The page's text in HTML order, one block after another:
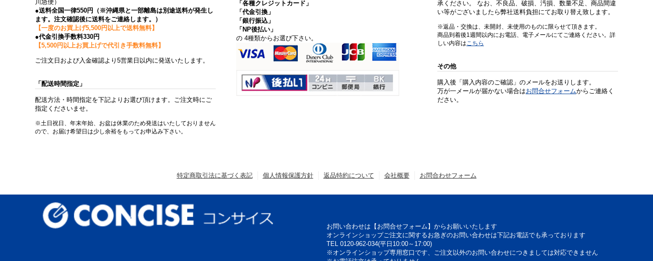
川急便）
●送料全国一律550円（※沖縄県と一部離島は別途送料が発生し
ます。注文確認後に送料をご連絡します。）
【一度のお買上げ5,500円以上で送料無料】
●代金引換手数料330円
【5,500円以上お買上げで代引き手数料無料】
ご注文日および入金確認より5営業日以内に発送いたします。
「配送時間指定」
配送方法・時間指定を下記よりお選び頂けます。ご注文時にご
指定くださいませ。
※土日祝日、年末年始、お盆は休業のため発送はいたしておりません
ので、お届け希望日は少し余裕をもってお申込み下さい。
「各種クレジットカード」
「代金引換」
「銀行振込」
「NP後払い」
の 4種類からお選び下さい。
承ください。 なお、不良品、破損、汚損、数量不足、商品間違
い等がございましたら弊社送料負担にてお取り替え致します。
※返品・交換は、未開封、未使用のものに限らせて頂きます。
商品到着後1週間以内にお電話、電子メールにてご連絡ください。詳
しい内容はこちら
その他
購入後「購入内容のご確認」のメールをお送りします。
万が一メールが届かない場合はお問合せフォームからご連絡く
ださい。
特定商取引法に基づく表記 個人情報保護方針 返品特約について 会社概要 お問合わせフォーム
お問い合わせは【お問合せフォーム】からお願いいたします
オンラインショップご注文に関するお急ぎのお問い合わせは下記お電話でも承っております
TEL 0120-962-034(平日10:00～17:00)
※オンラインショップ専用窓口です、ご注文以外のお問い合わせにつきましては対応できません